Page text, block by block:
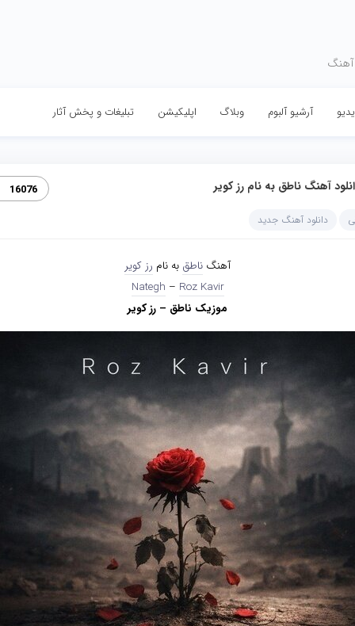
آهنگ
آرشیو آلبوم وبلاگ اپلیکیشن تبلیغات و پخش آثار
آهنگ ناطق به نام رز کویر 16076
دانلود آهنگ جدید
آهنگ ناطق به نام رز کویر
Nategh – Roz Kavir
موزیک ناطق – رز کویر